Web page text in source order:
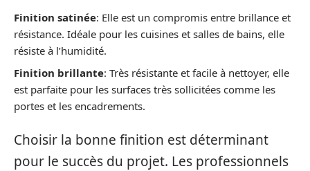
Finition satinée: Elle est un compromis entre brillance et
résistance. Idéale pour les cuisines et salles de bains, elle
résiste à l’humidité.
Finition brillante: Très résistante et facile à nettoyer, elle
est parfaite pour les surfaces très sollicitées comme les
portes et les encadrements.
Choisir la bonne finition est déterminant
pour le succès du projet. Les professionnels